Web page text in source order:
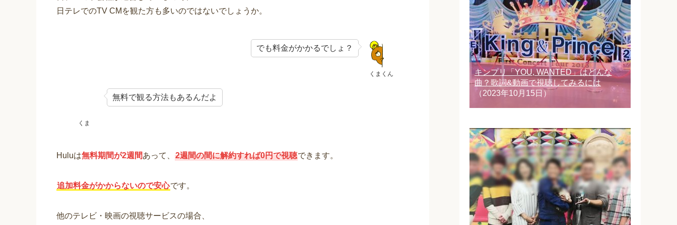
日テレでのTV CMを観た方も多いのではないでしょうか。
くまくん
でも料金がかかるでしょ？
くま
無料で観る方法もあるんだよ
Huluは無料期間が2週間あって、 2週間の間に解約すれば0円で視聴できます。
追加料金がかからないので安心です。
他のテレビ・映画の視聴サービスの場合、
キンプリ「YOU, WANTED」はどんな
曲？歌詞&動画で視聴してみるには
（2023年10月15日）